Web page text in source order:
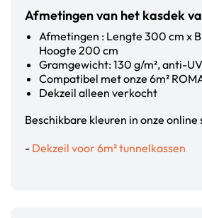
Afmetingen van het kasdek
Afmetingen : Lengte 300 cm x
Hoogte 200 cm
Gramgewicht: 130 g/m², anti-
Compatibel met onze 6m²
Dekzeil alleen verkocht
Beschikbare kleuren in onze online
- Dekzeil voor 6m² tunnelkassen